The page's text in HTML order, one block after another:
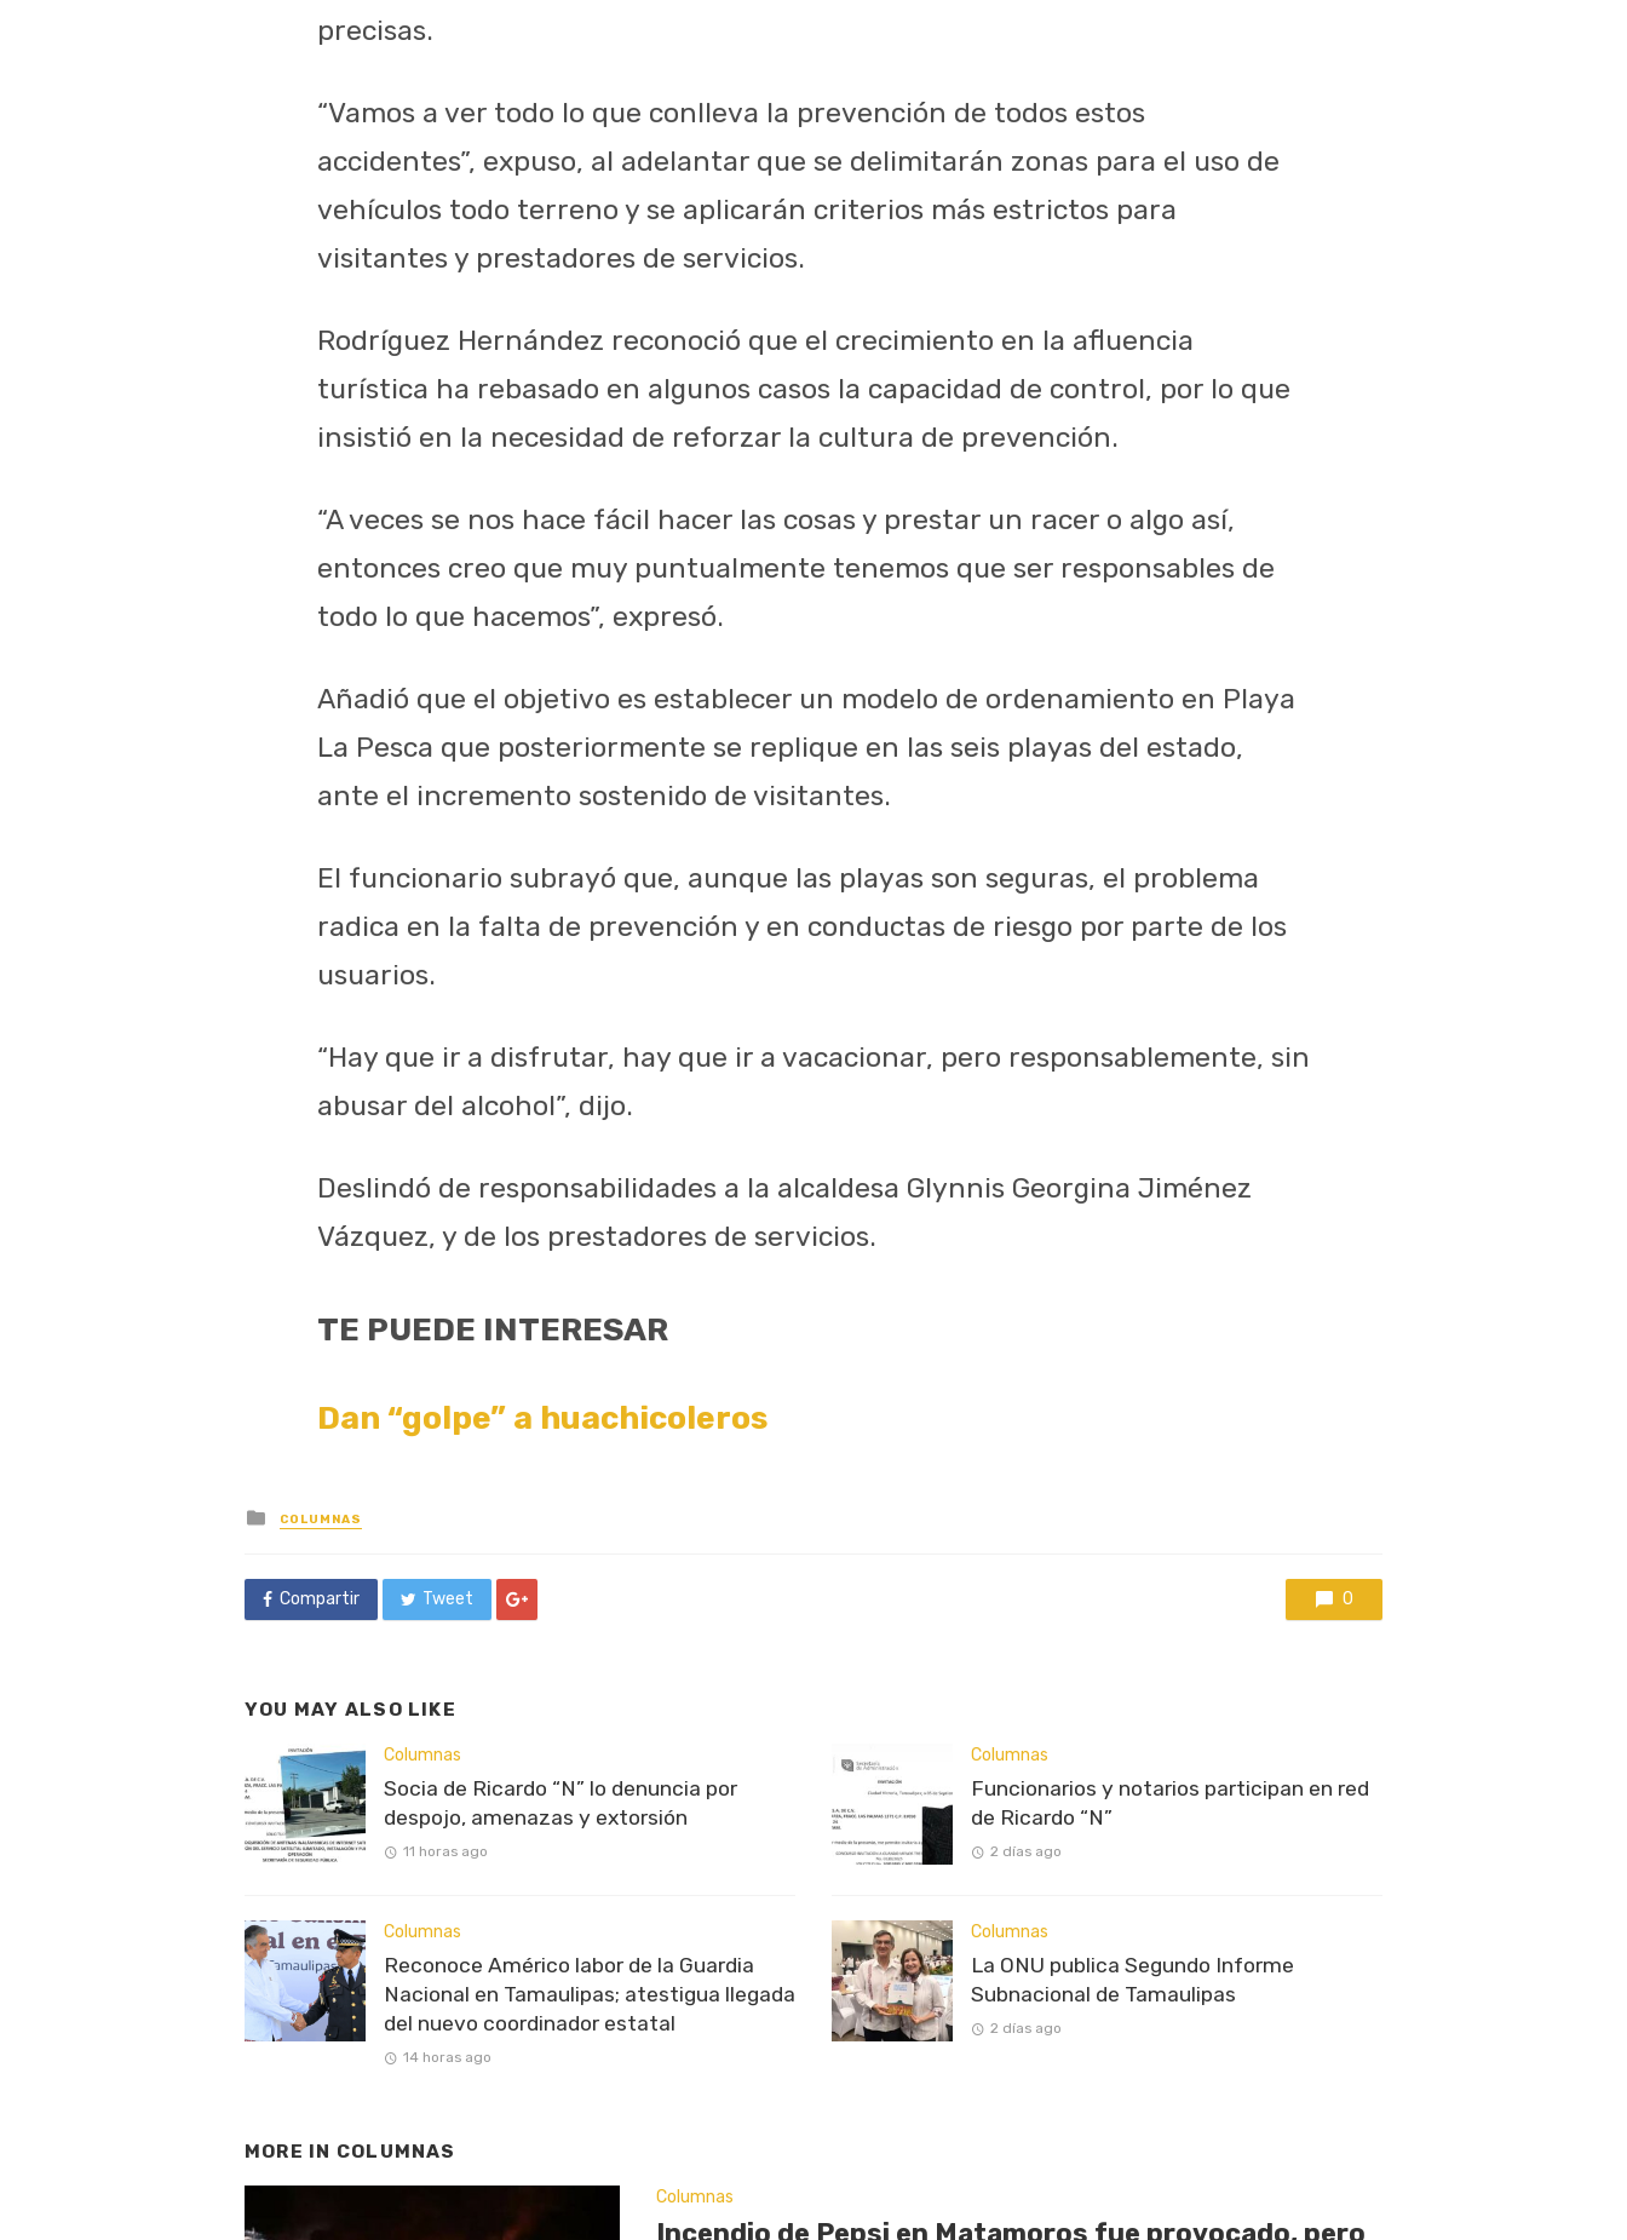
precisas.
“Vamos a ver todo lo que conlleva la prevención de todos estos
accidentes”, expuso, al adelantar que se delimitarán zonas para el uso de
vehículos todo terreno y se aplicarán criterios más estrictos para
visitantes y prestadores de servicios.
Rodríguez Hernández reconoció que el crecimiento en la afluencia
turística ha rebasado en algunos casos la capacidad de control, por lo que
insistió en la necesidad de reforzar la cultura de prevención.
“A veces se nos hace fácil hacer las cosas y prestar un racer o algo así,
entonces creo que muy puntualmente tenemos que ser responsables de
todo lo que hacemos”, expresó.
Añadió que el objetivo es establecer un modelo de ordenamiento en Playa
La Pesca que posteriormente se replique en las seis playas del estado,
ante el incremento sostenido de visitantes.
El funcionario subrayó que, aunque las playas son seguras, el problema
radica en la falta de prevención y en conductas de riesgo por parte de los
usuarios.
“Hay que ir a disfrutar, hay que ir a vacacionar, pero responsablemente, sin
abusar del alcohol”, dijo.
Deslindó de responsabilidades a la alcaldesa Glynnis Georgina Jiménez
Vázquez, y de los prestadores de servicios.
TE PUEDE INTERESAR
Dan “golpe” a huachicoleros
Posted
in
COLUMNAS
Compartir Tweet 0
YOU MAY ALSO LIKE
Columnas
Socia de Ricardo “N” lo denuncia por
despojo, amenazas y extorsión
11 horas ago
Columnas
Reconoce Américo labor de la Guardia
Nacional en Tamaulipas; atestigua llegada
del nuevo coordinador estatal
14 horas ago
Columnas
Funcionarios y notarios participan en red
de Ricardo “N”
2 días ago
Columnas
La ONU publica Segundo Informe
Subnacional de Tamaulipas
2 días ago
MORE IN COLUMNAS
Columnas
Incendio de Pepsi en Matamoros fue provocado, pero